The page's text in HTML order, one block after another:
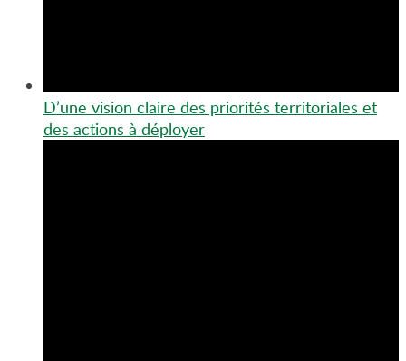
D’une vision claire des priorités territoriales et
des actions à déployer